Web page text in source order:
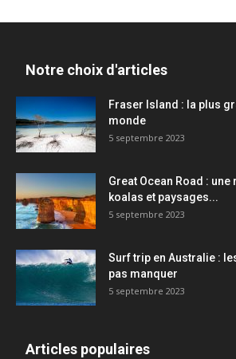
Notre choix d'articles
Fraser Island : la plus
monde
5 septembre 2023
Great Ocean Road :
koalas et paysages...
5 septembre 2023
Surf trip en Australie :
pas manquer
5 septembre 2023
Articles populaires